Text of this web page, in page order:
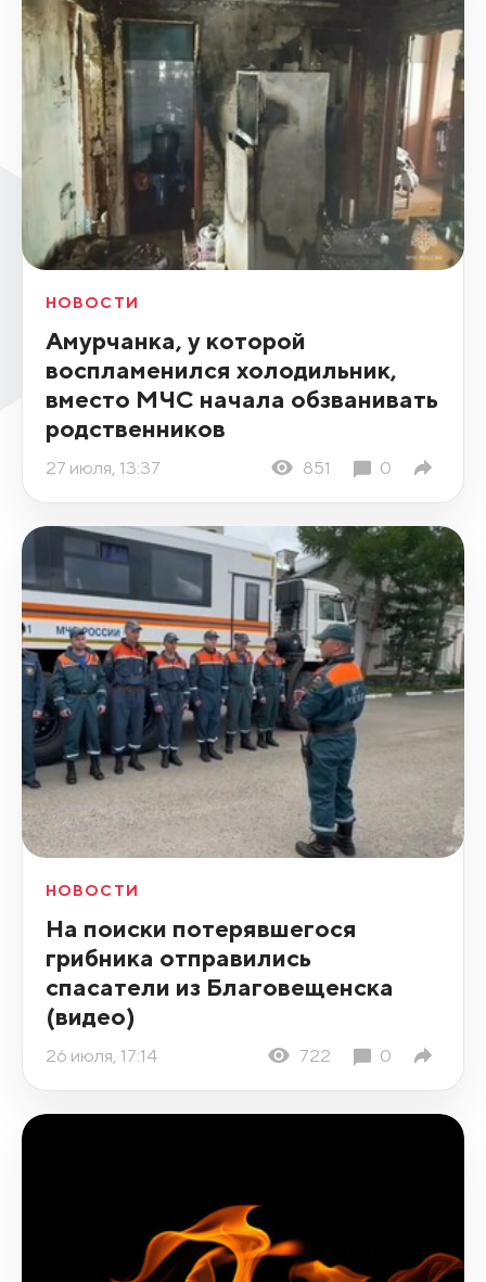
НОВОСТИ
Амурчанка, у которой
воспламенился холодильник,
вместо МЧС начала обзванивать
родственников
27 июля, 13:37 851 0
НОВОСТИ
На поиски потерявшегося
грибника отправились
спасатели из Благовещенска
(видео)
26 июля, 17:14 722 0